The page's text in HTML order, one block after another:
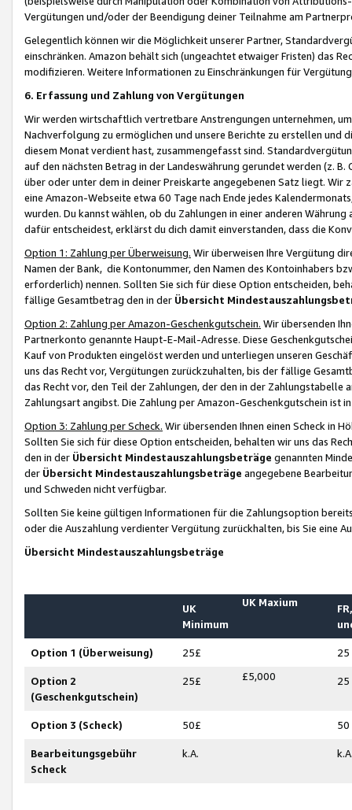
Vergütungen und/oder der Beendigung deiner Teilnahme am
Gelegentlich können wir die Möglichkeit unserer Partner,
einschränken. Amazon behält sich (ungeachtet etwaiger Fristen) das
modifizieren. Weitere Informationen zu Einschränkungen für
6. Erfassung und Zahlung von Vergütungen
Wir werden wirtschaftlich vertretbare Anstrengungen unternehmen,
Nachverfolgung zu ermöglichen und unsere Berichte zu erstellen und
diesem Monat verdient hast, zusammengefasst sind.
auf den nächsten Betrag in der Landeswährung gerundet werden (z.
über oder unter dem in deiner Preiskarte angegebenen Satz liegt.
eine Amazon-Webseite etwa 60 Tage nach Ende jedes
wurden. Du kannst wählen, ob du Zahlungen in einer anderen
dafür entscheidest, erklärst du dich damit einverstanden, dass die
Option 1: Zahlung per Überweisung. Wir überweisen Ihre Vergütung
Namen der Bank, die Kontonummer, den Namen des Kontoinhabers
erforderlich) nennen. Sollten Sie sich für diese Option entscheiden,
fällige Gesamtbetrag den in der Übersicht
Option 2: Zahlung per Amazon-Geschenkgutschein. Wir übersenden
Partnerkonto genannte Haupt-E-Mail-Adresse. Diese
Kauf von Produkten eingelöst werden und unterliegen unseren
uns das Recht vor, Vergütungen zurückzuhalten, bis der fällige
das Recht vor, den Teil der Zahlungen, der den in der
Zahlungsart angibst. Die Zahlung per Amazon-Geschenkgutschein ist
Option 3: Zahlung per Scheck. Wir übersenden Ihnen einen Scheck in
Sollten Sie sich für diese Option entscheiden, behalten wir uns das
den in der Übersicht Mindestauszahlungsbeträge genannten
der Übersicht Mindestauszahlungsbeträge angegebene
und Schweden nicht verfügbar.
Sollten Sie keine gültigen Informationen für die Zahlungsoption
oder die Auszahlung verdienter Vergütung zurückhalten, bis Sie
Übersicht Mindestauszahlungsbeträge
UK
Minimum
UK Maxium
Option 1 (Überweisung) 25£ 25
Option 2
(Geschenkgutschein)
25£ £5,000 25
Option 3 (Scheck) 50£ 50
Bearbeitungsgebühr
Scheck
k.A.